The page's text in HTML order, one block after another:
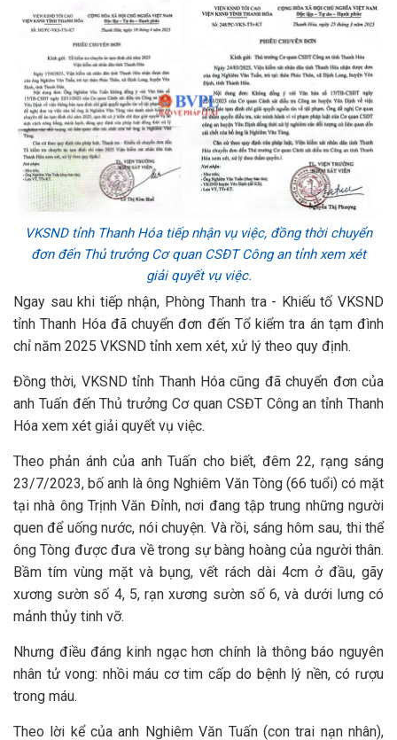
VKSND tỉnh Thanh Hóa tiếp nhận vụ việc, đồng thời chuyển
đơn đến Thủ trưởng Cơ quan CSĐT Công an tỉnh xem xét
giải quyết vụ việc.
Ngay sau khi tiếp nhận, Phòng Thanh tra - Khiếu tố VKSND
tỉnh Thanh Hóa đã chuyển đơn đến Tổ kiểm tra án tạm đình
chỉ năm 2025 VKSND tỉnh xem xét, xử lý theo quy định.
Đồng thời, VKSND tỉnh Thanh Hóa cũng đã chuyển đơn của
anh Tuấn đến Thủ trưởng Cơ quan CSĐT Công an tỉnh Thanh
Hóa xem xét giải quyết vụ việc.
Theo phản ánh của anh Tuấn cho biết, đêm 22, rạng sáng
23/7/2023, bố anh là ông Nghiêm Văn Tòng (66 tuổi) có mặt
tại nhà ông Trịnh Văn Đỉnh, nơi đang tập trung những người
quen để uống nước, nói chuyện. Và rồi, sáng hôm sau, thi thể
ông Tòng được đưa về trong sự bàng hoàng của người thân.
Bầm tím vùng mặt và bụng, vết rách dài 4cm ở đầu, gãy
xương sườn số 4, 5, rạn xương sườn số 6, và dưới lưng có
mảnh thủy tinh vỡ.
Nhưng điều đáng kinh ngạc hơn chính là thông báo nguyên
nhân tử vong: nhồi máu cơ tim cấp do bệnh lý nền, có rượu
trong máu.
Theo lời kể của anh Nghiêm Văn Tuấn (con trai nạn nhân),